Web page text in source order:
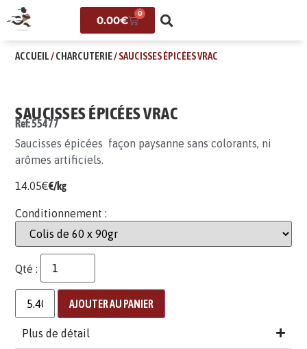
0.00€
0
ACCUEIL/CHARCUTERIE/ SAUCISSES ÉPICÉES VRAC
SAUCISSES ÉPICÉES VRAC
Ref: 55477
Saucisses épicées façon paysanne sans colorants, ni
arômes artificiels.
14.05€€/kg
Conditionnement :
Qté :
AJOUTER AU PANIER
Plus de détail